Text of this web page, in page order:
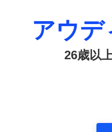
アウデ
26歳以